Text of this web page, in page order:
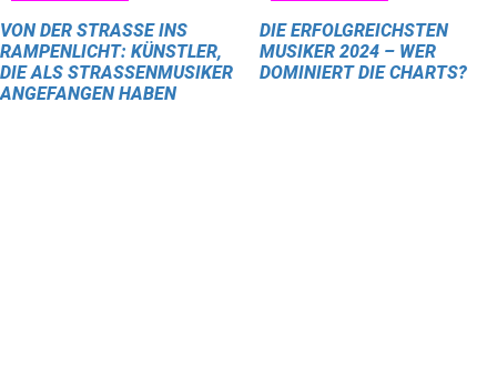
VON DER STRASSE INS R
AMPENLICHT: KÜNSTLER, D
IE ALS STRASSENMUSIKER AN
GEFANGEN HABEN
DIE ERFOLGREICHSTEN
MUSIKER 2024 – WER
DOMINIERT DIE CHARTS?